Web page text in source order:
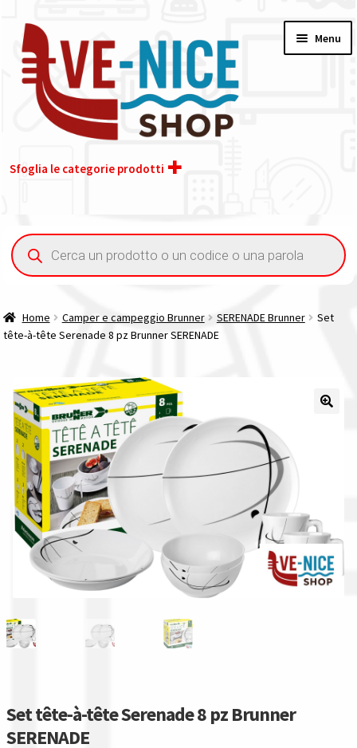
alla
navigazione
contenuto
Menu
Sfoglia le categorie prodotti
Acquisto iva 4% (agevolata)
Contatti
Il nostro gruppo acquisti
La nostra azienda
Condizioni generali
Acquisti in rete pubblica amministrazione
Assicurazione integrativa Garanzia3
Bonus fiscali 2025
Diritto di recesso
Gestione resi
Ricerca
prodotti
Home Camper e campeggio Brunner SERENADE Brunner
Set
tête-à-tête Serenade 8 pz Brunner SERENADE
Set tête-à-tête Serenade 8 pz Brunner
SERENADE